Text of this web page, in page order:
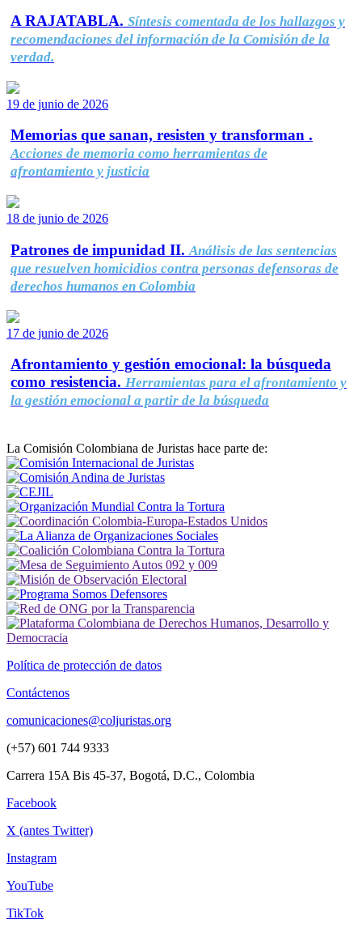
A RAJATABLA. Síntesis comentada de los hallazgos y
recomendaciones del información de la Comisión de la
verdad.
19 de junio de 2026
Memorias que sanan, resisten y transforman .
Acciones de memoria como herramientas de
afrontamiento y justicia
18 de junio de 2026
Patrones de impunidad II. Análisis de las sentencias
que resuelven homicidios contra personas defensoras de
derechos humanos en Colombia
17 de junio de 2026
Afrontamiento y gestión emocional: la búsqueda
como resistencia. Herramientas para el afrontamiento y
la gestión emocional a partir de la búsqueda
La Comisión Colombiana de Juristas hace parte de:
Política de protección de datos
Contáctenos
comunicaciones@coljuristas.org
(+57) 601 744 9333
Carrera 15A Bis 45-37, Bogotá, D.C., Colombia
Facebook
X (antes Twitter)
Instagram
YouTube
TikTok